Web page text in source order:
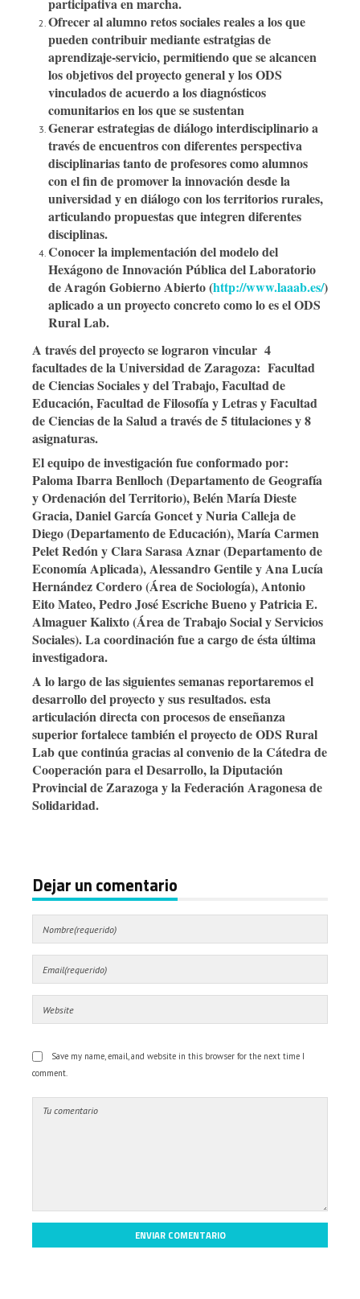
Ofrecer al alumno retos sociales reales a los que
pueden contribuir mediante estratgias de
aprendizaje-servicio, permitiendo que se alcancen
los objetivos del proyecto general y los ODS
vinculados de acuerdo a los diagnósticos
comunitarios en los que se sustentan
Generar estrategias de diálogo interdisciplinario a
través de encuentros con diferentes perspectiva
disciplinarias tanto de profesores como alumnos
con el fin de promover la innovación desde la
universidad y en diálogo con los territorios rurales,
articulando propuestas que integren diferentes
disciplinas.
Conocer la implementación del modelo del
Hexágono de Innovación Pública delLaboratorio
deAragónGobiernoAbierto(http://www.laaab.es/)
aplicado a un proyecto concreto como lo es el ODS
Rural Lab.
A través del proyecto se lograron vincular 4
facultades de la Universidad de Zaragoza: Facultad
de Ciencias Sociales y del Trabajo, Facultad de
Educación, Facultad de Filosofía y Letras y Facultad
de Ciencias de la Salud a través de 5 titulaciones y 8
asignaturas.
El equipo de investigación fue conformado por:
Paloma Ibarra Benlloch (Departamento de Geografía
y Ordenación del Territorio), Belén María Dieste
Gracia, Daniel García Goncet y Nuria Calleja de
Diego (Departamento de Educación), María Carmen
Pelet Redón y Clara Sarasa Aznar (Departamento de
Economía Aplicada), Alessandro Gentile y Ana Lucía
Hernández Cordero (Área de Sociología), Antonio
Eito Mateo, Pedro José Escriche Bueno y Patricia E.
Almaguer Kalixto (Área de Trabajo Social y Servicios
Sociales). La coordinación fue a cargo de ésta última
investigadora.
A lo largo de las siguientes semanas reportaremos el
desarrollo del proyecto y sus resultados. esta
articulación directa con procesos de enseñanza
superior fortalece también el proyecto de ODS Rural
Lab que continúa gracias al convenio de la Cátedra de
Cooperación para el Desarrollo, la Diputación
Provincial de Zarazoga y la Federación Aragonesa de
Solidaridad.
Dejar un comentario
Save my name, email, and website in this browser for the next time I
comment.
ENVIAR COMENTARIO